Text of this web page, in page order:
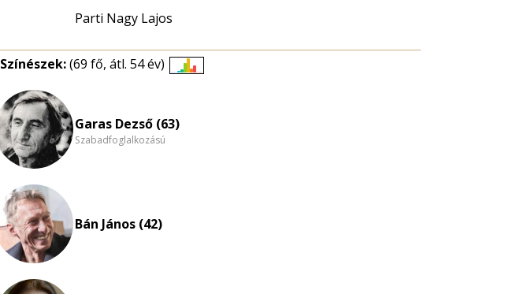
Parti Nagy Lajos
Színészek:(69 fő, átl. 54 év)
Garas Dezső (63)
Szabadfoglalkozású
Bán János (42)